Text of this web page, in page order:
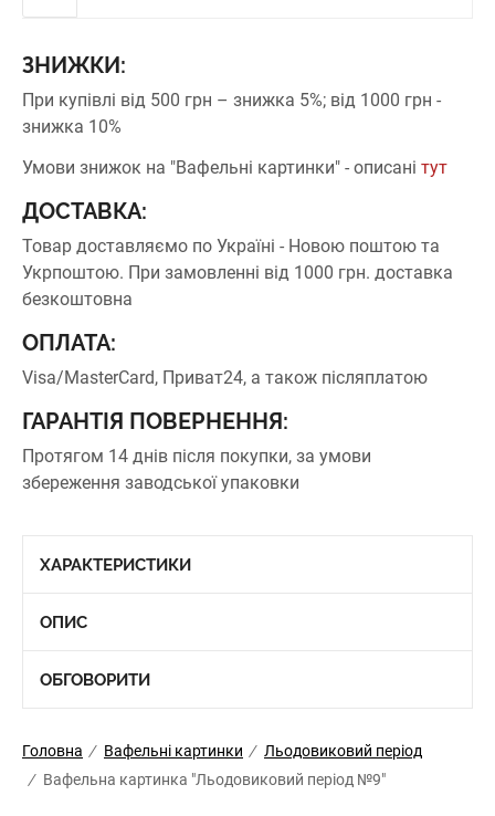
ЗНИЖКИ:
При купівлі від 500 грн – знижка 5%; від 1000 грн -
знижка 10%
Умови знижок на "Вафельні картинки" - описані тут
ДОСТАВКА:
Товар доставляємо по Україні - Новою поштою та
Укрпоштою. При замовленні від 1000 грн. доставка
безкоштовна
ОПЛАТА:
Visa/MasterCard, Приват24, а також післяплатою
ГАРАНТІЯ ПОВЕРНЕННЯ:
Протягом 14 днів після покупки, за умови
збереження заводської упаковки
ХАРАКТЕРИСТИКИ
ОПИС
ОБГОВОРИТИ
Головна / Вафельні картинки / Льодовиковий період
/ Вафельна картинка "Льодовиковий період №9"